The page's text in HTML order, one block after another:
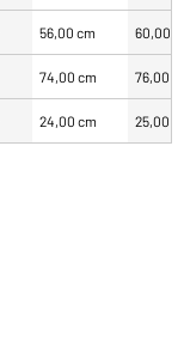
56,00 cm 60,00
74,00 cm 76,00
24,00 cm 25,00